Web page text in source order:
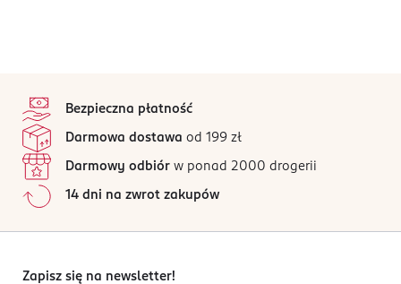
Bezpieczna płatność
Darmowa dostawa od 199 zł
Darmowy odbiór w ponad 2000 drogerii
14 dni na zwrot zakupów
Zapisz się na newsletter!